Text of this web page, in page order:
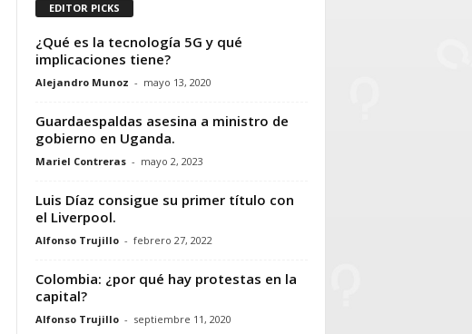
EDITOR PICKS
¿Qué es la tecnología 5G y qué
implicaciones tiene?
Alejandro Munoz - mayo 13, 2020
Guardaespaldas asesina a ministro de
gobierno en Uganda.
Mariel Contreras - mayo 2, 2023
Luis Díaz consigue su primer título con
el Liverpool.
Alfonso Trujillo - febrero 27, 2022
Colombia: ¿por qué hay protestas en la
capital?
Alfonso Trujillo - septiembre 11, 2020